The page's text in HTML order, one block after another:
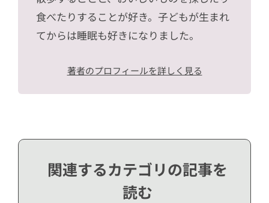
食べたりすることが好き。子どもが生まれ
てからは睡眠も好きになりました。
著者のプロフィールを詳しく見る
関連するカテゴリの記事を
読む